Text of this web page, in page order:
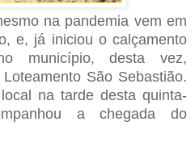
na pandemia vem em
e, já iniciou o calçamento
município, desta vez,
São Sebastião.
na tarde desta quinta-
a chegada do